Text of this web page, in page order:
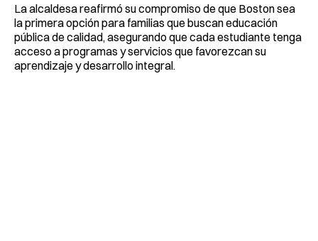
La alcaldesa reafirmó su compromiso de que Boston sea
la primera opción para familias que buscan educación
pública de calidad, asegurando que cada estudiante tenga
acceso a programas y servicios que favorezcan su
aprendizaje y desarrollo integral.